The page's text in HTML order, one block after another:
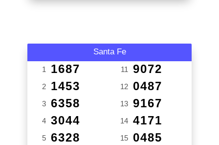
Santa Fe
1 1687
2 1453
3 6358
4 3044
5 6328
11 9072
12 0487
13 9167
14 4171
15 0485